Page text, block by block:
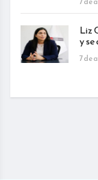
Liz
y
7 de